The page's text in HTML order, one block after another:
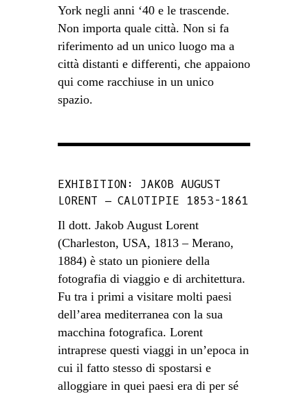
York negli anni ‘40 e le trascende.
Non importa quale città. Non si fa
riferimento ad un unico luogo ma a
città distanti e differenti, che appaiono
qui come racchiuse in un unico
spazio.
EXHIBITION: JAKOB AUGUST
LORENT – CALOTIPIE 1853-1861
Il dott. Jakob August Lorent
(Charleston, USA, 1813 – Merano,
1884) è stato un pioniere della
fotografia di viaggio e di architettura.
Fu tra i primi a visitare molti paesi
dell’area mediterranea con la sua
macchina fotografica. Lorent
intraprese questi viaggi in un’epoca in
cui il fatto stesso di spostarsi e
alloggiare in quei paesi era di per sé